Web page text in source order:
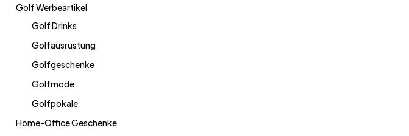
Golf Werbeartikel
Golf Drinks
Golfausrüstung
Golfgeschenke
Golfmode
Golfpokale
Home-Office Geschenke